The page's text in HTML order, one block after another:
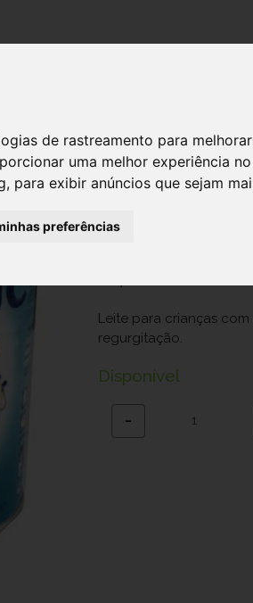
de rastreamento para
uma melhor experiência
, para exibir anúncios que sejam
preferências
Novalac Allern
Leite para crianças
regurgitação.
Disponível
−